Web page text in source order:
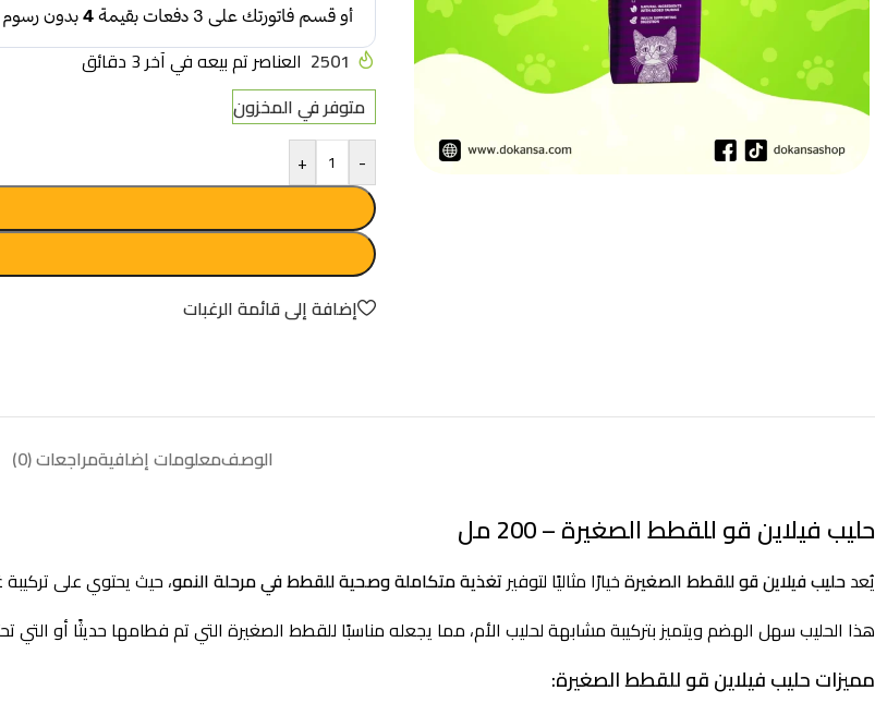
2501 العناصر تم بيعه في آخر 3 دقائق
متوفر في المخزون
-
+
إضافة إلى قائمة الرغبات
الوصفمعلومات إضافيةمراجعات (0)
حليب فيلاين قو للقطط الصغيرة – 200 مل
يُعدحليب فيلاين قو للقطط الصغيرةخيارًا مثاليًا لتوفيرتغذية متكاملة وصحية للقطط في مرحلة النمو، حيث يحتوي على تركيبة
هذا الحليب سهل الهضم ويتميز بتركيبة مشابهة لحليب الأم، مما يجعله مناسبًا للقطط الصغيرة التي تم فطامها حديثًا أو التي
مميزات حليب فيلاين قو للقطط الصغيرة: